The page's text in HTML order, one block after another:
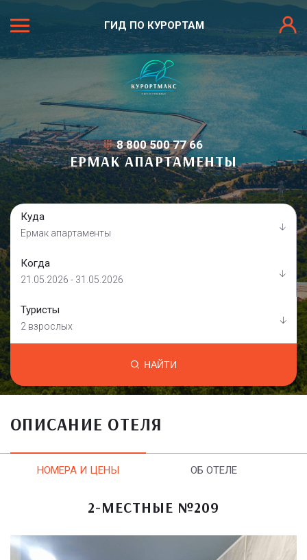
ГИД ПО КУРОРТАМ
8 800 500 77 66
ЕРМАК АПАРТАМЕНТЫ
Куда
Ермак апартаменты
Когда
21.05.2026 - 31.05.2026
Туристы
2 взрослых
НАЙТИ
ОПИСАНИЕ ОТЕЛЯ
НОМЕРА И ЦЕНЫ ОБ ОТЕЛЕ
2-МЕСТНЫЕ №209